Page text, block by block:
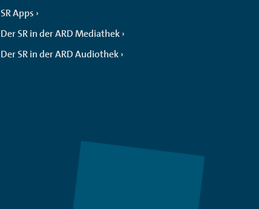
SR Apps
Der SR in der ARD Mediathek
Der SR in der ARD Audiothek